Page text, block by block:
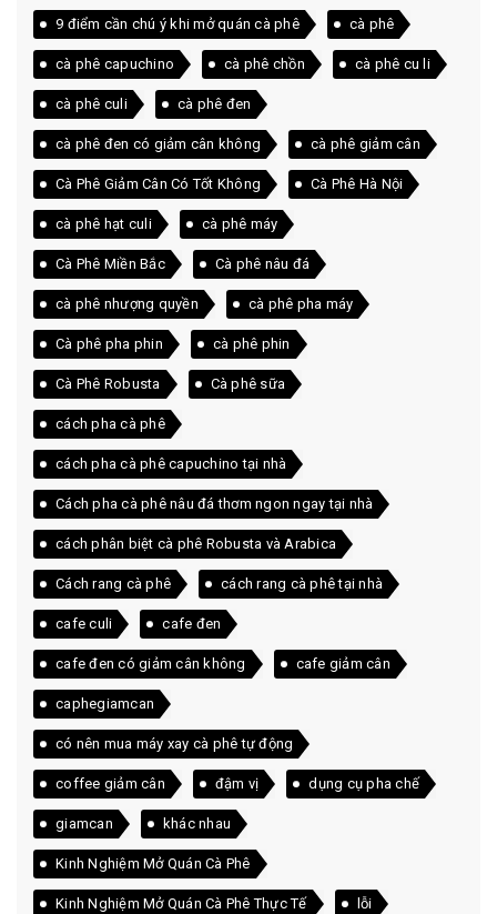
9 điểm cần chú ý khi mở quán cà phê cà phê
cà phê capuchino cà phê chồn cà phê cu li
cà phê culi cà phê đen
cà phê đen có giảm cân không cà phê giảm cân
Cà Phê Giảm Cân Có Tốt Không Cà Phê Hà Nội
cà phê hạt culi cà phê máy
Cà Phê Miền Bắc Cà phê nâu đá
cà phê nhượng quyền cà phê pha máy
Cà phê pha phin cà phê phin
Cà Phê Robusta Cà phê sữa
cách pha cà phê
cách pha cà phê capuchino tại nhà
Cách pha cà phê nâu đá thơm ngon ngay tại nhà
cách phân biệt cà phê Robusta và Arabica
Cách rang cà phê cách rang cà phê tại nhà
cafe culi cafe đen
cafe đen có giảm cân không cafe giảm cân
caphegiamcan
có nên mua máy xay cà phê tự động
coffee giảm cân đậm vị dụng cụ pha chế
giamcan khác nhau
Kinh Nghiệm Mở Quán Cà Phê
Kinh Nghiệm Mở Quán Cà Phê Thực Tế lỗi